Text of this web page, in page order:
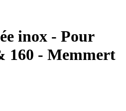
inox - Pour
160 - Memmert